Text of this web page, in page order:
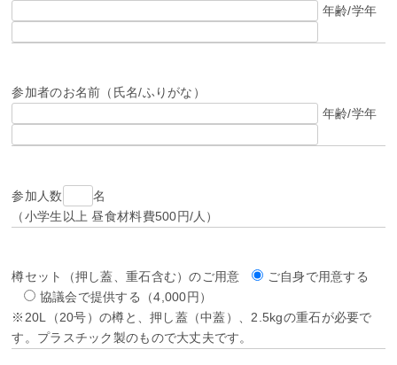
年齢/学年
参加者のお名前（氏名/ふりがな）
年齢/学年
参加人数
名
（小学生以上 昼食材料費500円/人）
樽セット（押し蓋、重石含む）のご用意
ご自身で用意する
協議会で提供する（4,000円）
※20L（20号）の樽と、押し蓋（中蓋）、2.5kgの重石が必要で
す。プラスチック製のもので大丈夫です。